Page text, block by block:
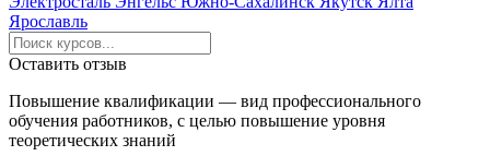
Ярославль
Оставить отзыв
Повышение квалификации — вид профессионального
обучения работников, с целью повышение уровня
теоретических знаний